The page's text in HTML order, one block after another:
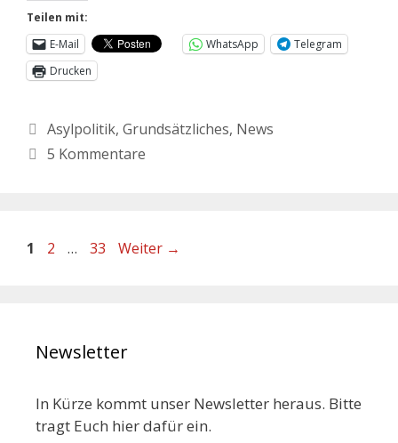
Teilen mit:
E-Mail
WhatsApp
Telegram
Drucken
Asylpolitik, Grundsätzliches, News
5 Kommentare
1 2 … 33 Weiter →
Newsletter
In Kürze kommt unser Newsletter heraus. Bitte
tragt Euch hier dafür ein.